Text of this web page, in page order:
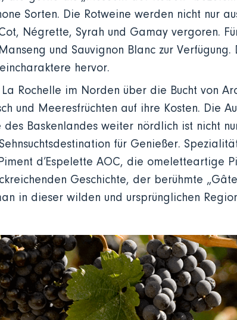
Sorten. Die Rotweine werden nicht nur
Négrette, Syrah und Gamay vergoren.
und Sauvignon Blanc zur
hervor.
Rochelle im Norden über die Bucht von
und Meeresfrüchten auf ihre Kosten. Die
des Baskenlandes weiter nördlich ist nicht
für Genießer.
d’Espelette AOC, die omeletteartige
Geschichte, der berühmte
in dieser wilden und ursprünglichen